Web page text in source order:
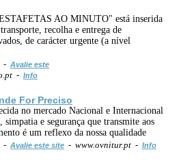
AO MINUTO" está inserida
recolha e entrega de
de carácter urgente (a nível
- Avalie este
- Info
For Preciso
no mercado Nacional e Internacional
simpatia e segurança que transmite aos
é um reflexo da nossa qualidade
- Avalie este site - www.ovnitur.pt - Info